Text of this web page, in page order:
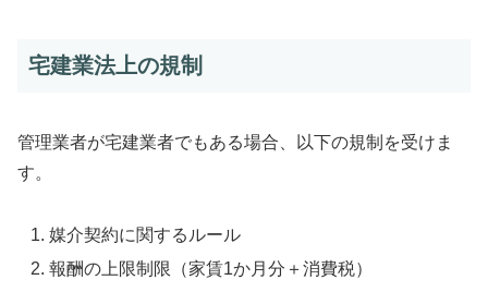
宅建業法上の規制
管理業者が宅建業者でもある場合、以下の規制を受けま
す。
媒介契約に関するルール
報酬の上限制限（家賃1か月分＋消費税）